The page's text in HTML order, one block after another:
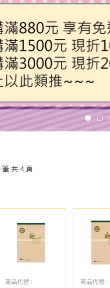
筆 共 4頁
商品代號 :
商品代號 :